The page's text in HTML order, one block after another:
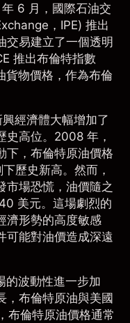
6 月，國際石油交
，IPE) 推出
交易建立了一個透明
推出布倫特指數
貨物價格，作為布倫
經濟體大幅增加了
史高位。2008 年，
下，布倫特原油價格
歷史新高。然而，
市場恐慌，油價隨之
美元。這場劇烈的
濟形勢的高度敏感
可能對油價造成深遠
的波動性進一步加
，布倫特原油與美國
布倫特原油價格通常